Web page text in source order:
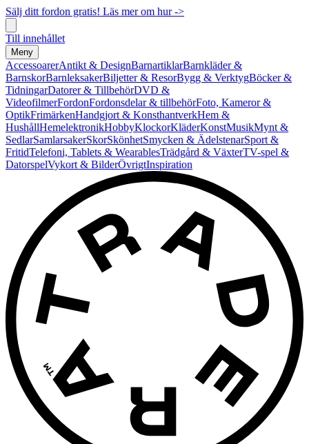
Sälj ditt fordon gratis! Läs mer om hur ->
Till innehållet
Meny
AccessoarerAntikt & DesignBarnartiklarBarnkläder &
BarnskorBarnleksakerBiljetter & ResorBygg & VerktygBöcker &
TidningarDatorer & TillbehörDVD &
VideofilmerFordonFordonsdelar & tillbehörFoto, Kameror &
OptikFrimärkenHandgjort & KonsthantverkHem &
HushållHemelektronikHobbyKlockorKläderKonstMusikMynt &
SedlarSamlarsakerSkorSkönhetSmycken & ÄdelstenarSport &
FritidTelefoni, Tablets & WearablesTrädgård & VäxterTV-spel &
DatorspelVykort & BilderÖvrigtInspiration